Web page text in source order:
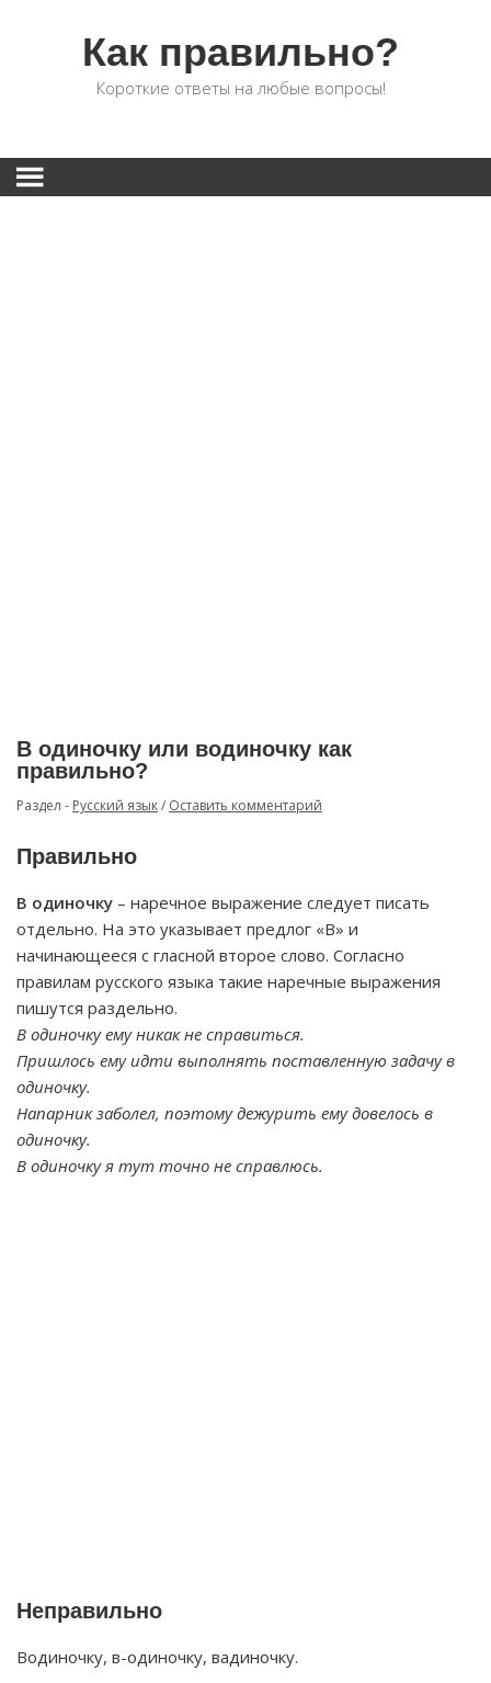
Как правильно?
Короткие ответы на любые вопросы!
В одиночку или водиночку как
правильно?
Раздел - Русский язык/ Оставить комментарий
Правильно
В одиночку – наречное выражение следует писать
отдельно. На это указывает предлог «В» и
начинающееся с гласной второе слово. Согласно
правилам русского языка такие наречные выражения
пишутся раздельно.
В одиночку ему никак не справиться.
Пришлось ему идти выполнять поставленную задачу в
одиночку.
Напарник заболел, поэтому дежурить ему довелось в
одиночку.
В одиночку я тут точно не справлюсь.
Неправильно
Водиночку, в-одиночку, вадиночку.